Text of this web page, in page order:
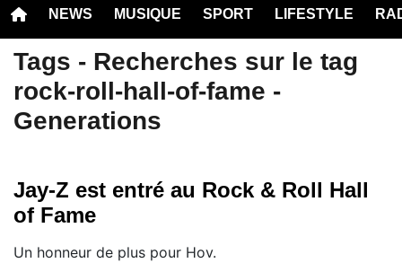
NEWS MUSIQUE SPORT LIFESTYLE
Tags - Recherches sur le tag
rock-roll-hall-of-fame -
Generations
Jay-Z est entré au Rock & Roll Hall
of Fame
Un honneur de plus pour Hov.